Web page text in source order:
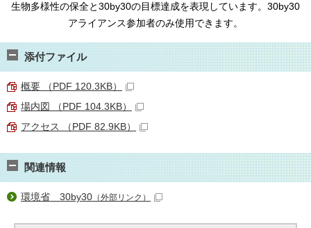
生物多様性の保全と30by30の目標達成を表現しています。30by30
アライアンス参加者のみ使用できます。
添付ファイル
概要 （PDF 120.3KB）
場内図 （PDF 104.3KB）
アクセス （PDF 82.9KB）
関連情報
環境省 30by30 （外部リンク）